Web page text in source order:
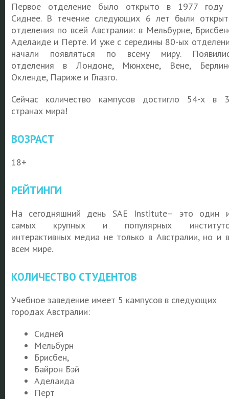
Первое отделение было открыто в 1977 году
Сиднее. В течение следующих 6 лет были
отделения по всей Австралии: в Мельбурне,
Аделаиде и Перте. И уже с середины 80-ых
начали появляться по всему миру.
отделения в Лондоне, Мюнхене, Вене,
Окленде, Париже и Глазго.
Сейчас количество кампусов достигло 54-х в
странах мира!
ВОЗРАСТ
18+
РЕЙТИНГИ
На сегодняшний день SAE Institute– это один
самых крупных и популярных
интерактивных медиа не только в Австралии, но и
всем мире.
КОЛИЧЕСТВО СТУДЕНТОВ
Учебное заведение имеет 5 кампусов в следующих
городах Австралии:
Сидней
Мельбурн
Брисбен,
Байрон Бэй
Аделаида
Перт